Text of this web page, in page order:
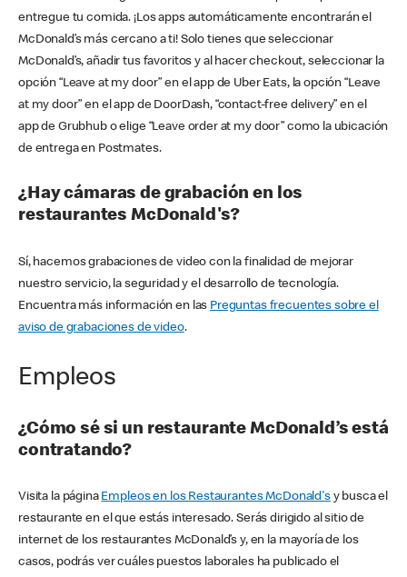
entregue tu comida. ¡Los apps automáticamente encontrarán el
McDonald’s más cercano a ti! Solo tienes que seleccionar
McDonald’s, añadir tus favoritos y al hacer checkout, seleccionar la
opción “Leave at my door” en el app de Uber Eats, la opción “Leave
at my door” en el app de DoorDash, “contact-free delivery” en el
app de Grubhub o elige “Leave order at my door” como la ubicación
de entrega en Postmates.
¿Hay cámaras de grabación en los
restaurantes McDonald's?
Sí, hacemos grabaciones de video con la finalidad de mejorar
nuestro servicio, la seguridad y el desarrollo de tecnología.
Encuentra más información en las Preguntas frecuentes sobre el
aviso de grabaciones de video.
Empleos
¿Cómo sé si un restaurante McDonald’s está
contratando?
Visita la página Empleos en los Restaurantes McDonald'sy busca el
restaurante en el que estás interesado. Serás dirigido al sitio de
internet de los restaurantes McDonald’s y, en la mayoría de los
casos, podrás ver cuáles puestos laborales ha publicado el